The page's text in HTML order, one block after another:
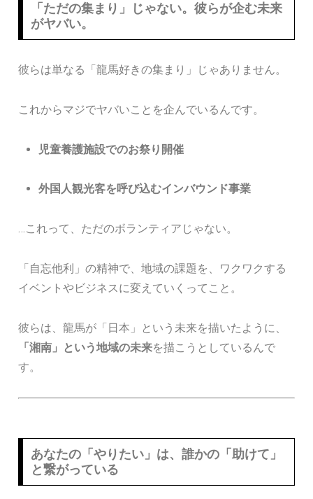
「ただの集まり」じゃない。彼らが企む未来
がヤバい。
彼らは単なる「龍馬好きの集まり」じゃありません。
これからマジでヤバいことを企んでいるんです。
児童養護施設でのお祭り開催
外国人観光客を呼び込むインバウンド事業
…これって、ただのボランティアじゃない。
「自忘他利」の精神で、地域の課題を、ワクワクする
イベントやビジネスに変えていくってこと。
彼らは、龍馬が「日本」という未来を描いたように、
「湘南」という地域の未来を描こうとしているんで
す。
あなたの「やりたい」は、誰かの「助けて」
と繋がっている